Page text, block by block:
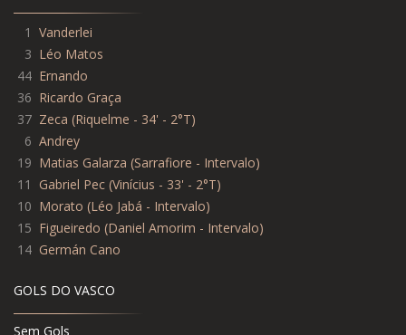
1 Vanderlei
3 Léo Matos
44 Ernando
36 Ricardo Graça
37 Zeca (Riquelme - 34' - 2°T)
6 Andrey
19 Matias Galarza (Sarrafiore - Intervalo)
11
Gabriel Pec (Vinícius - 33' - 2°T)
10 Morato (Léo Jabá - Intervalo)
15 Figueiredo (Daniel Amorim - Intervalo)
14 Germán Cano
GOLS DO VASCO
Sem Gols